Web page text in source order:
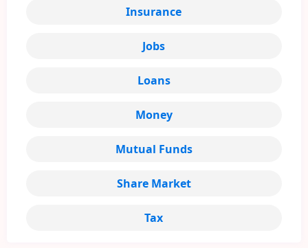
Insurance
Jobs
Loans
Money
Mutual Funds
Share Market
Tax